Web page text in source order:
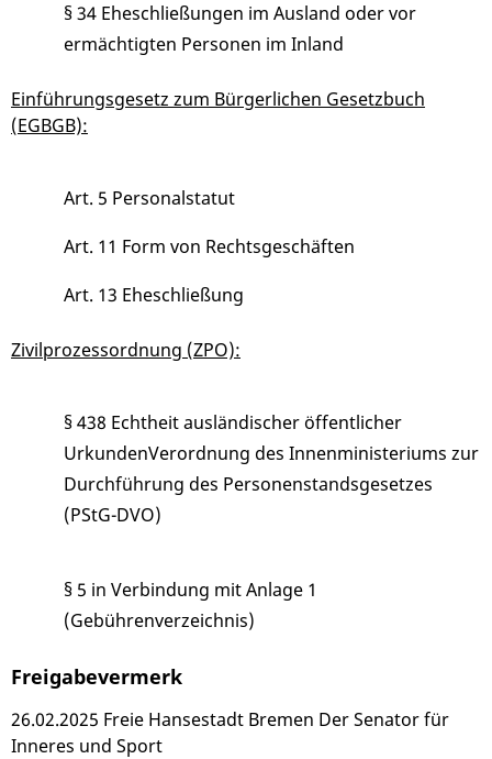
§ 34 Eheschließungen im Ausland oder vor
ermächtigten Personen im Inland
Einführungsgesetz zum Bürgerlichen Gesetzbuch
(EGBGB):
Art. 5 Personalstatut
Art. 11 Form von Rechtsgeschäften
Art. 13 Eheschließung
Zivilprozessordnung (ZPO):
§ 438 Echtheit ausländischer öffentlicher
UrkundenVerordnung des Innenministeriums zur
Durchführung des Personenstandsgesetzes
(PStG-DVO)
§ 5 in Verbindung mitAnlage 1
(Gebührenverzeichnis)
Freigabevermerk
26.02.2025 Freie Hansestadt Bremen Der Senator für
Inneres und Sport